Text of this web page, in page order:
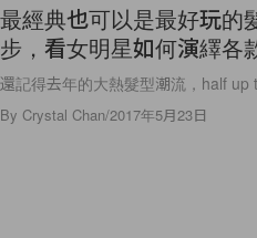
最經典也可以是最好玩的
步，看女明星如何演繹各
還記得去年的大熱髮型潮流，half up
By Crystal Chan/2017年5月23日